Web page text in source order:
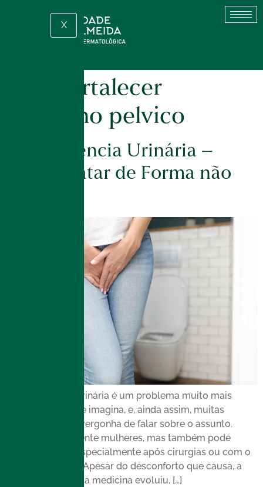
X
fortalecer
assoalho pelvico
Incontinência Urinária –
Como Tratar de Forma não
A incontinência urinária é um problema muito mais
comum do que se imagina, e, ainda assim, muitas
pessoas sentem vergonha de falar sobre o assunto.
Afeta principalmente mulheres, mas também pode
atingir homens, especialmente após cirurgias ou com o
avanço da idade. Apesar do desconforto que causa, a
boa notícia é que a medicina evoluiu, […]